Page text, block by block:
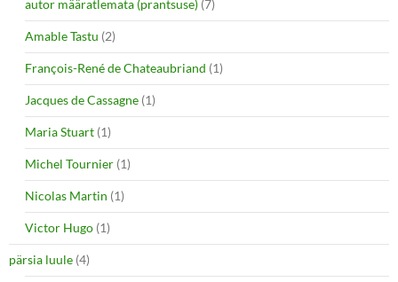
autor määratlemata (prantsuse) (7)
Amable Tastu (2)
François-René de Chateaubriand (1)
Jacques de Cassagne (1)
Maria Stuart (1)
Michel Tournier (1)
Nicolas Martin (1)
Victor Hugo (1)
pärsia luule (4)